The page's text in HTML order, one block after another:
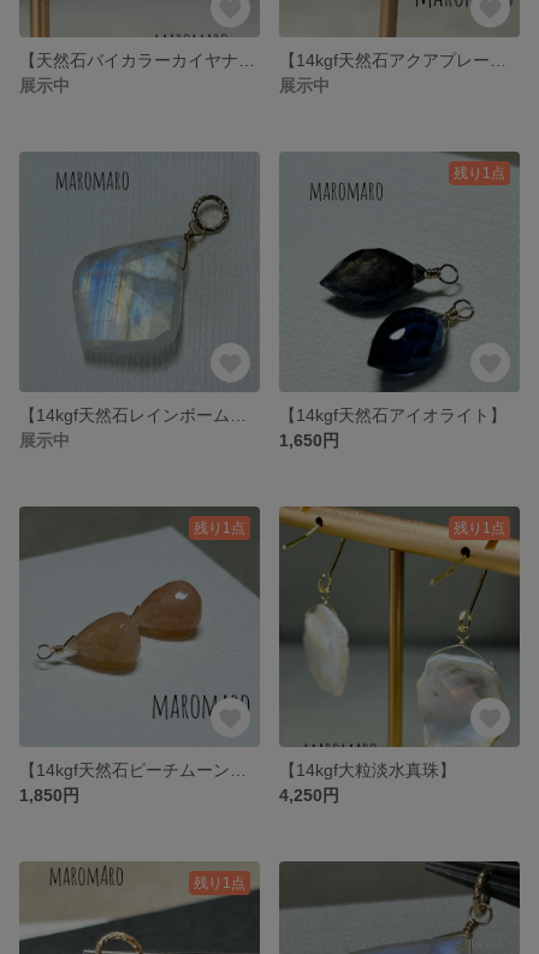
展示中
展示中
展示中
残り1点
【14kgf天然石アイオライト】
1,650円
残り1点
1,850円
残り1点
【14kgf大粒淡水真珠】
4,250円
残り1点